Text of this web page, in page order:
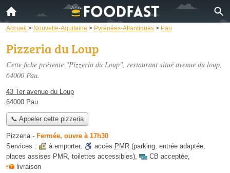
Accueil > Nouvelle-Aquitaine > Pyrénées-Atlantiques > Pau
Pizzeria du Loup
Cette fiche présente "Pizzeria du Loup", restaurant situé avenue du loup,
64000 Pau.
43 Ter avenue du Loup
64000 Pau
📞 Appeler cette pizzeria
Pizzeria- Fermée, ouvre à 17h30
Services :
à emporter, accès PMR (parking, entrée adaptée,
places assises PMR, toilettes accessibles), CB acceptée,
livraison